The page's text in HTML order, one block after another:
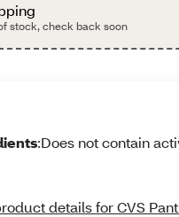
stock, check back soon
:Does not contain
details for CVS